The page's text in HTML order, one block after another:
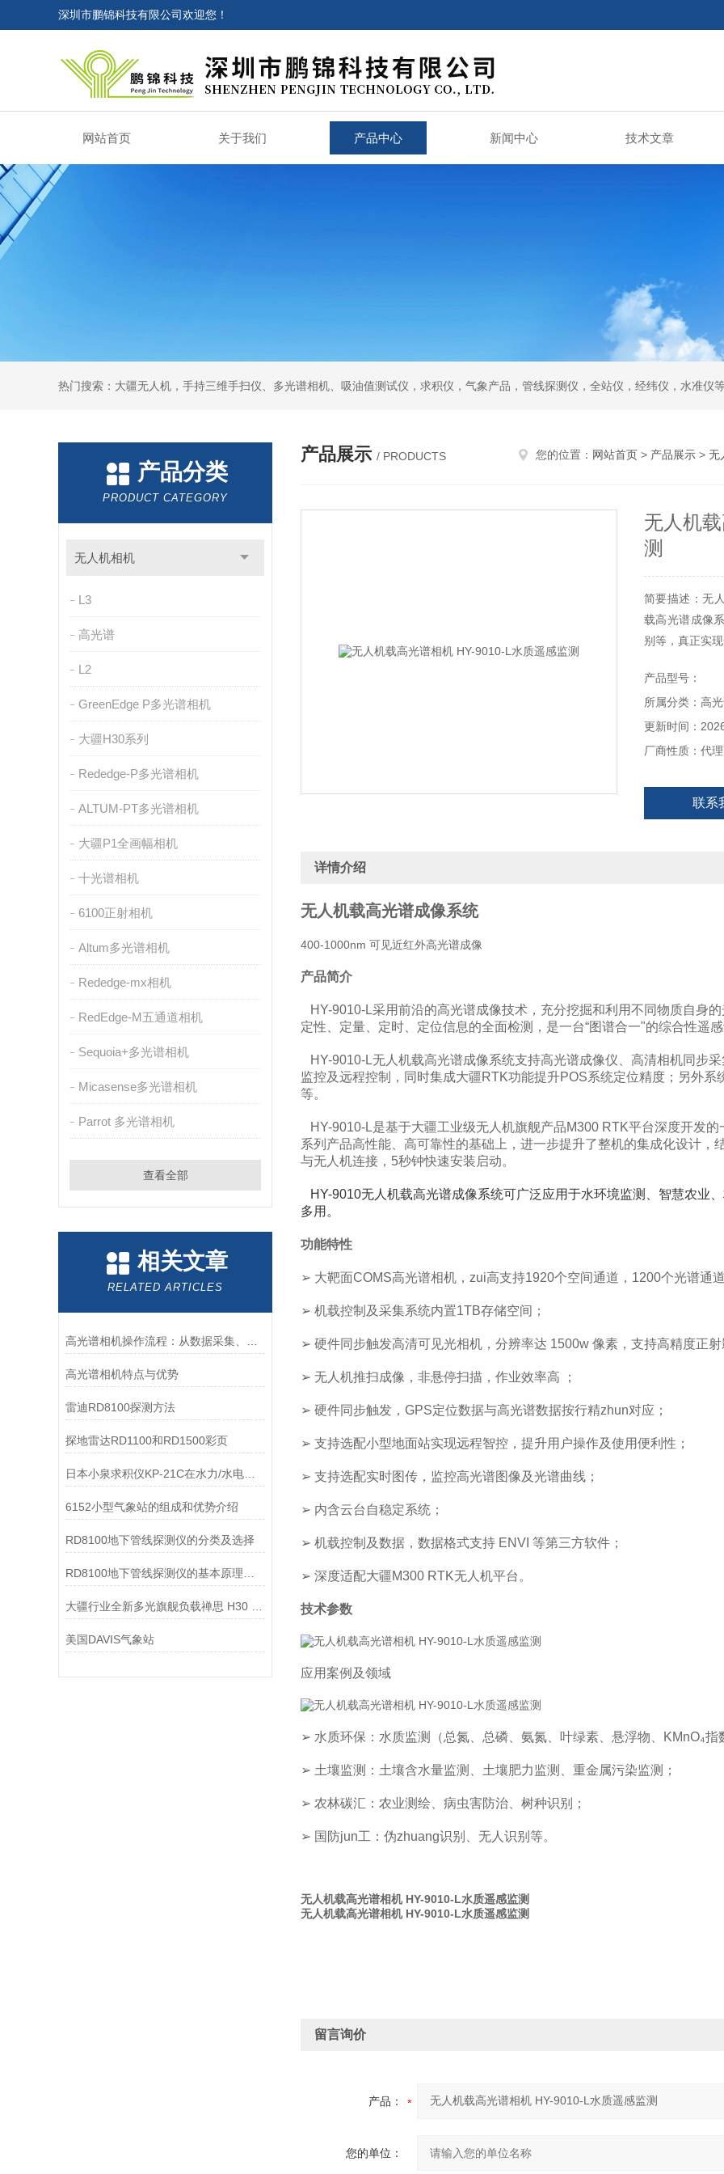
深圳市鹏锦科技有限公司欢迎您！
网站首页 关于我们 产品中心 新闻中心 技术文章
热门搜索：大疆无人机，手持三维手扫仪、多光谱相机、吸油值测试仪，求积仪，气象产品，管线探测仪，全站仪，经纬仪，水准仪
产品分类
PRODUCT CATEGORY
无人机相机
L3
高光谱
L2
GreenEdge P多光谱相机
大疆H30系列
Rededge-P多光谱相机
ALTUM-PT多光谱相机
大疆P1全画幅相机
十光谱相机
6100正射相机
Altum多光谱相机
Rededge-mx相机
RedEdge-M五通道相机
Sequoia+多光谱相机
Micasense多光谱相机
Parrot 多光谱相机
查看全部
相关文章
RELATED ARTICLES
高光谱相机特点与优势
雷迪RD8100探测方法
探地雷达RD1100和RD1500彩页
日本小泉求积仪KP-21C在水力/水电的使用
6152小型气象站的组成和优势介绍
RD8100地下管线探测仪的分类及选择
美国DAVIS气象站
产品展示 / PRODUCTS 您的位置： 网站首页 > 产品展示 > 无
无人机
测
简要描述：无
载高光谱成像
别等，真正实
产品型号：
所属分类：高
更新时间：
厂商性质：代
联系
详情介绍
无人机载高光谱成像系统
400-1000nm 可见近红外高光谱成像
产品简介
HY-9010-L采用前沿的高光谱成像技术，充分挖掘和利用不同物质自身
定性、定量、定时、定位信息的全面检测，是一台“图谱合一"的综合性遥
HY-9010-L无人机载高光谱成像系统支持高光谱成像仪、高清相机同步
监控及远程控制，同时集成大疆RTK功能提升POS系统定位精度；另外
等。
HY-9010-L是基于大疆工业级无人机旗舰产品M300 RTK平台深度开发
系列产品高性能、高可靠性的基础上，进一步提升了整机的集成化设计
与无人机连接，5秒钟快速安装启动。
HY-9010无人机载高光谱成像系统可广泛应用于水环境监测、智慧农业
多用。
功能特性
➢ 大靶面COMS高光谱相机，zui高支持1920个空间通道，1200个光谱通
➢ 机载控制及采集系统内置1TB存储空间；
➢ 硬件同步触发高清可见光相机，分辨率达 1500w 像素，支持高精度正
➢ 无人机推扫成像，非悬停扫描，作业效率高 ；
➢ 硬件同步触发，GPS定位数据与高光谱数据按行精zhun对应；
➢ 支持选配小型地面站实现远程智控，提升用户操作及使用便利性；
➢ 支持选配实时图传，监控高光谱图像及光谱曲线；
➢ 内含云台自稳定系统；
➢ 机载控制及数据，数据格式支持 ENVI 等第三方软件；
➢ 深度适配大疆M300 RTK无人机平台。
技术参数
应用案例及领域
➢ 水质环保：水质监测（总氮、总磷、氨氮、叶绿素、悬浮物、KMnO₄指
➢ 土壤监测：土壤含水量监测、土壤肥力监测、重金属污染监测；
➢ 农林碳汇：农业测绘、病虫害防治、树种识别；
➢ 国防jun工：伪zhuang识别、无人识别等。
无人机载高光谱相机 HY-9010-L水质遥感监测
无人机载高光谱相机 HY-9010-L水质遥感监测
留言询价
产品：
您的单位：